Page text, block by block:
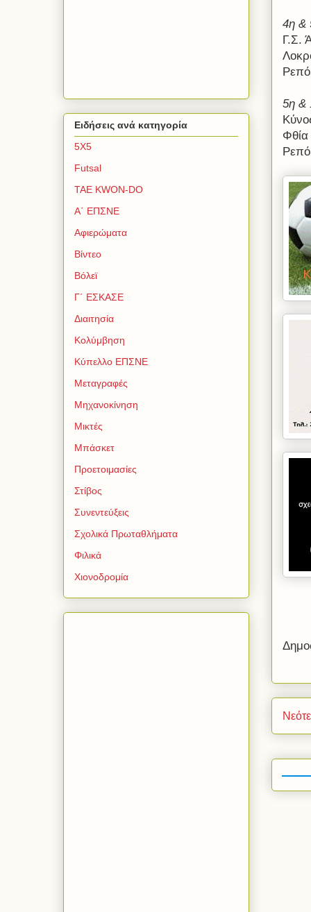
4η &
Γ.Σ.
5η &
Φθία
Ειδήσεις ανά κατηγορία
5Χ5
Futsal
TAE KWON-DO
Α΄ ΕΠΣΝΕ
Αφιερώματα
Βίντεο
Βόλεϊ
Γ΄ ΕΣΚΑΣΕ
Διαιτησία
Κολύμβηση
Κύπελλο ΕΠΣΝΕ
Μεταγραφές
Μηχανοκίνηση
Μικτές
Μπάσκετ
Προετοιμασίες
Στίβος
Συνεντεύξεις
Σχολικά Πρωταθλήματα
Φιλικά
Χιονοδρομία